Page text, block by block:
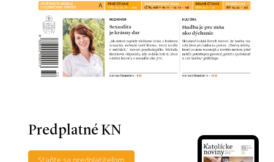
Predplatné KN
Staňte sa predplatiteľom